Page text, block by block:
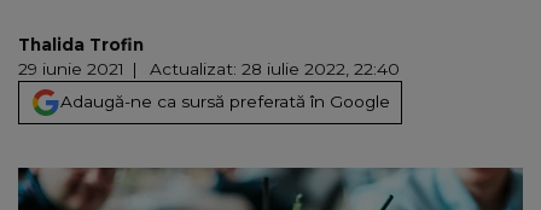
Thalida Trofin
29 iunie 2021
Actualizat: 28 iulie 2022, 22:40
Adaugă-ne ca sursă preferată în Google